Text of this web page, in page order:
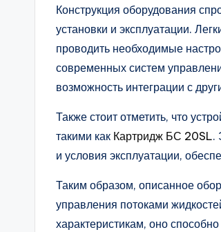
Конструкция оборудования
установки и эксплуатации.
проводить необходимые
современных систем
возможность интеграции с
Также стоит отметить, что
такими как Картридж БС 20SL.
и условия эксплуатации,
Таким образом, описанное
управления потоками
характеристикам, оно